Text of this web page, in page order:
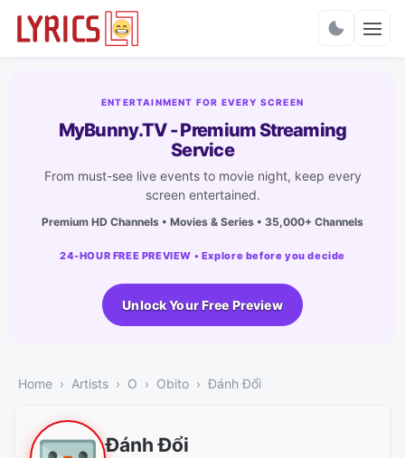
ENTERTAINMENT FOR EVERY SCREEN
MyBunny.TV - Premium Streaming
Service
From must-see live events to movie night, keep every
screen entertained.
Premium HD Channels • Movies & Series • 35,000+ Channels
24-HOUR FREE PREVIEW • Explore before you decide
Unlock Your Free Preview
Home Artists O Obito Đánh Đổi
Đánh Đổi